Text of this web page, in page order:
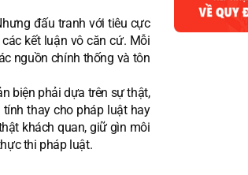
đấu tranh với tiêu cực
kết luận vô căn cứ. Mỗi
nguồn chính thống và tôn
biện phải dựa trên sự thật,
thay cho pháp luật hay
khách quan, giữ gìn môi
thi pháp luật.